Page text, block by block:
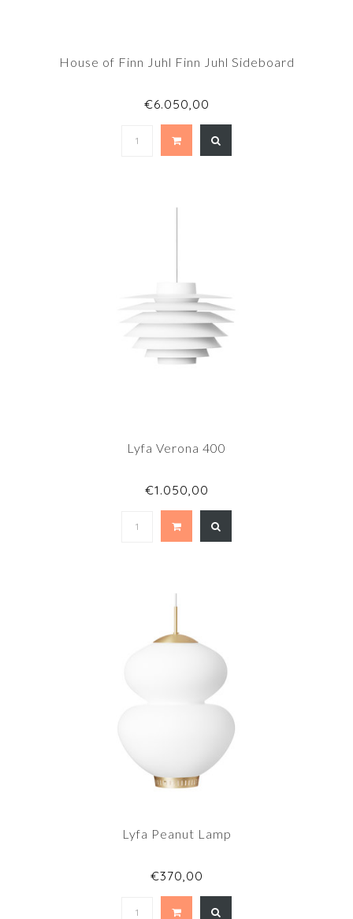
House of Finn Juhl Finn Juhl Sideboard
€6.050,00
Lyfa Verona 400
€1.050,00
Lyfa Peanut Lamp
€370,00